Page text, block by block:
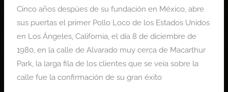
Cinco años despúes de su fundación en México, abre
sus puertas el primer Pollo Loco de los Estados Unidos
en Los Ángeles, California, el día 8 de diciembre de
1980, en la calle de Alvarado muy cerca de Macarthur
Park, la larga fila de los clientes que se veía sobre la
calle fue la confirmación de su gran éxito